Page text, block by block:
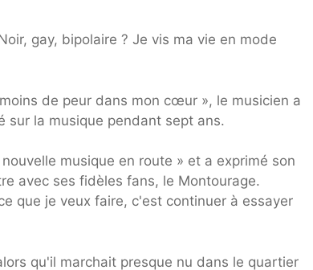
gay, bipolaire ? Je vis ma vie en mode
de peur dans mon cœur », le musicien a
sur la musique pendant sept ans.
musique en route » et a exprimé son
avec ses fidèles fans, le Montourage.
que je veux faire, c'est continuer à essayer
qu'il marchait presque nu dans le quartier